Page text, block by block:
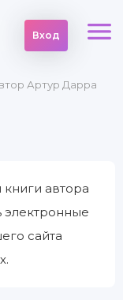
Вход
Артур Дарра
автора
электронные
сайта